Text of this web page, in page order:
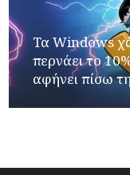
Τα Windows
περνάει το
αφήνει πίσω